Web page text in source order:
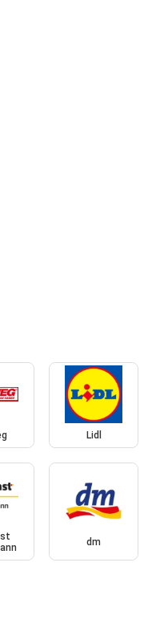
Lidl
dm